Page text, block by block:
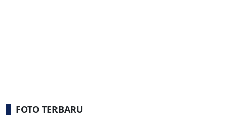
FOTO TERBARU